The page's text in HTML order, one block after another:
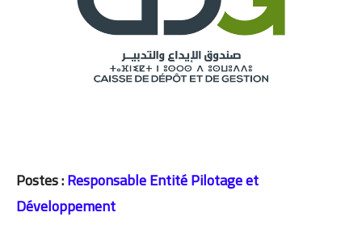
Postes :Responsable Entité Pilotage et
Développement